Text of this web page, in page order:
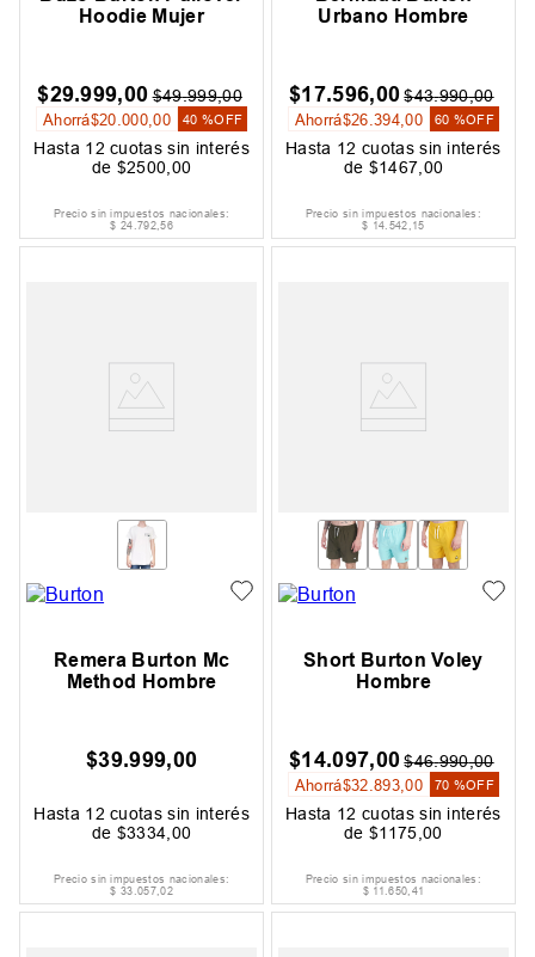
Hoodie Mujer
$29.999,00 $49.999,00
Ahorrá$20 .000 ,00 40 %OFF
Hasta 12 cuotas sin interés
de $2500 00
Precio sin impuestos nacionales:
$ 24.792,56
Urbano Hombre
$17.596,00 $43.990,00
Ahorrá$26 394,00 60 %OFF
Hasta 12 cuotas sin interés
de $1467 00
Precio sin impuestos nacionales:
$ 14.542,15
Remera Burton Mc
Method Hombre
$39.999,00
Hasta 12 cuotas sin interés
de $3334 00
Precio sin impuestos nacionales:
$ 33.057,02
Short Burton Voley
Hombre
$14.097,00 $46.990,00
Ahorrá$32 893,00 70 %OFF
Hasta 12 cuotas sin interés
de$1175 ,00
Precio sin impuestos nacionales:
$ 11.650,41